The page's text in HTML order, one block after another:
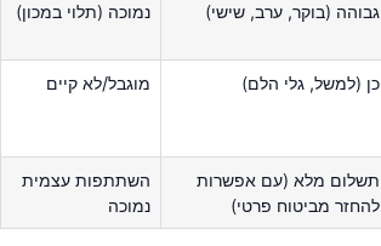
גבוהה (בוקר, ערב, שישי) נמוכה (תלוי במכון)
כן (למשל, גלי הלם) מוגבל/לא קיים
תשלום מלא (עם אפשרות
להחזר מביטוח פרטי)
השתתפות עצמית
נמוכה